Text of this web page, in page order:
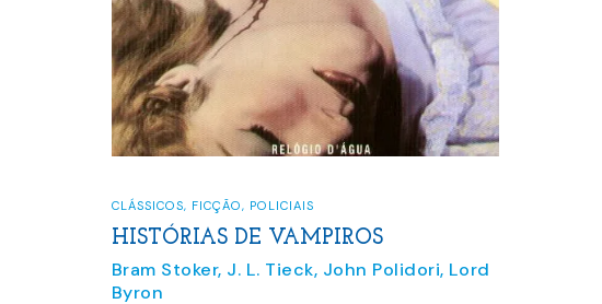
CLÁSSICOS, FICÇÃO, POLICIAIS
HISTÓRIAS DE VAMPIROS
Bram Stoker, J. L. Tieck, John Polidori, Lord
Byron